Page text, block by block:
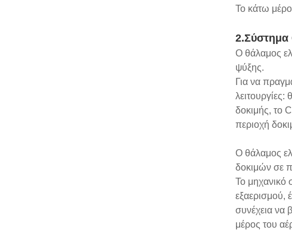
Το κάτω
2.Σύστημα
Ο θάλαμος
ψύξης.
Για να
δοκιμής, το
περιοχή
Ο θάλαμος
δοκιμών σε
Το μηχανικό
εξαερισμού,
συνέχεια να
μέρος του